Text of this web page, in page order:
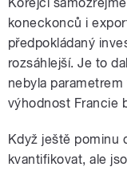
koneckonců i
předpokládaný
rozsáhlejší. Je to
nebyla
výhodnost Francie
Když ještě pominu
kvantifikovat, ale